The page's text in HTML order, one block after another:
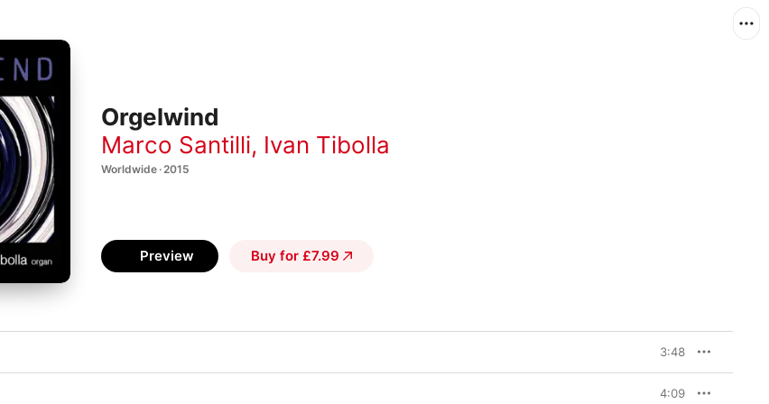
Orgelwind
Marco Santilli, Ivan Tibolla
Worldwide · 2015
Preview Buy for £7.99
3:48
4:09